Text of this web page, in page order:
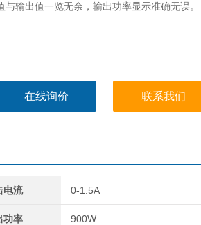
与输出值一览无余，输出功率显示准确无误。
在线询价 联系我们
电流 0-1.5A
功率 900W